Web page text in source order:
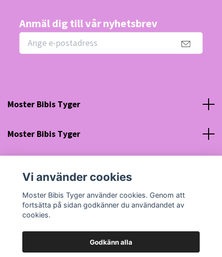
Anmäl dig till vår nyhetsbrev
Moster Bibis Tyger
Moster Bibis Tyger
Org nr: 630910-5945
Vi använder cookies
Moster Bibis Tyger använder cookies. Genom att
fortsätta på sidan godkänner du användandet av
cookies.
Godkänn alla